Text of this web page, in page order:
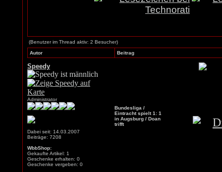
(Benutzer im Thread aktiv: 2 Besucher)
Autor
Beitrag
Speedy
Administrator
Dabei seit: 14.03.2007
Beiträge: 7208
WbbShop:
Gekaufte Artikel: 1
Geschenke erhalten: 0
Geschenke vergeben: 0
Bundesliga /
Eintracht spielt 1: 1
in Augsburg / Doan
trifft